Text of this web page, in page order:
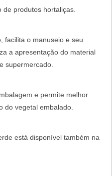
de produtos hortaliças.
facilita o manuseio e seu
a apresentação do material
supermercado.
e permite melhor
do vegetal embalado.
está disponível também na